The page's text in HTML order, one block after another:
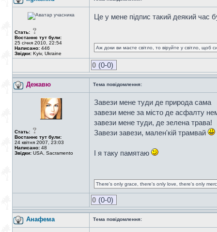
Стать:
Востаннє тут були:
25 січня 2010, 22:54
Написано: 446
Звідки: Kyiv, Ukraine
Це у мене підпис такий деякий час
Аж доки ви маєте світло, то віруйте у світло, щоб
0 (0-0)
Дежавю Тема повідомлення:
Стать:
Востаннє тут були:
24 квітня 2007, 23:03
Написано: 48
Звідки: USA, Sacramento
Завези мене туди де природа сама
завези мене за місто де асфалту
завези мене туди, де зелена трава!
Завези завези, мален'кій трамвай
І я таку памятаю
There's only grace, there's only love, there's only
0 (0-0)
Анафема Тема повідомлення: